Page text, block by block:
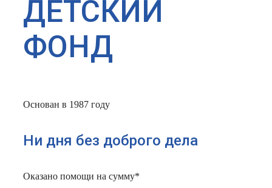
ДЕТСКИЙ
ФОНД
Основан в 1987 году
Ни дня без доброго дела
Оказано помощи на сумму*